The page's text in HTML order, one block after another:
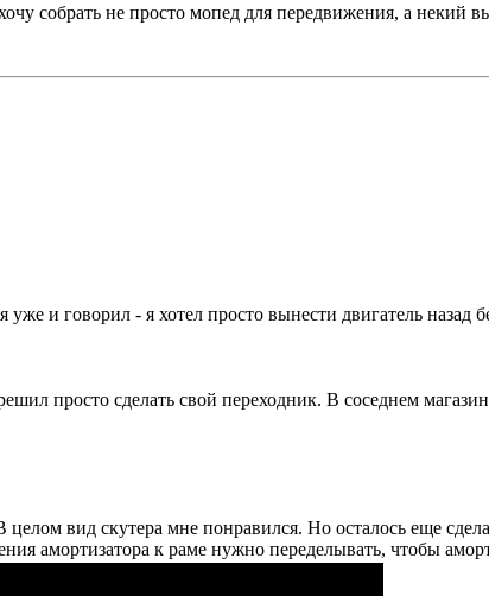
собрать не просто мопед для передвижения, а
и говорил - я хотел просто вынести двигатель
просто сделать свой переходник. В соседнем
вид скутера мне понравился. Но осталось еще
амортизатора к раме нужно переделывать, чтобы